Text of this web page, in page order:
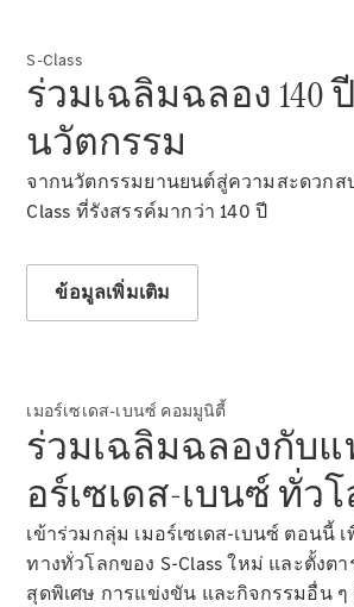
Saloon
E-Class
Saloon
S-Class
Saloon
Mercedes-
Maybach S-
Maybach S-
รถยนต์
ทดลองขับ
Mercedes-
Benz Online
Showroom
เอสยูวี
S-Class
ร่วมเฉลิมฉลอง 140
นวัตกรรม
จากนวัตกรรมยานยนต์สู่ความสะดวกส
Class ที่รังสรรค์มากว่า 140 ปี
ข้อมูลเพิ่มเติม
เมอร์เซเดส-เบนซ์ คอมมูนิตี้
ร่วมเฉลิมฉลองกับแ
อร์เซเดส-เบนซ์ ทั่ว
เข้าร่วมกลุ่ม เมอร์เซเดส-เบนซ์ ตอนนี้
ทางทั่วโลกของ S-Class ใหม่ และตั้งต
สุดพิเศษ การแข่งขัน และกิจกรรมอื่น